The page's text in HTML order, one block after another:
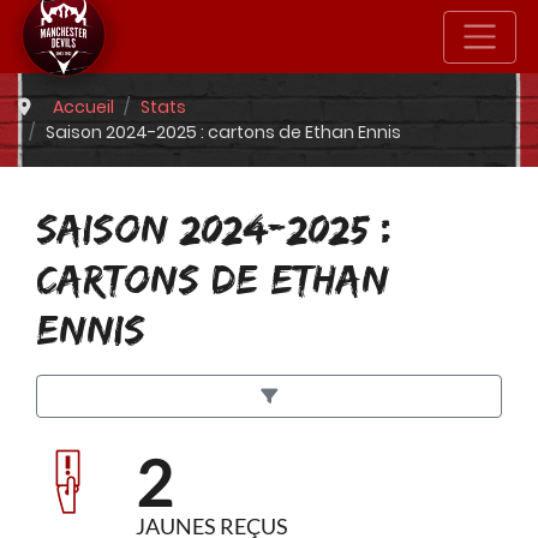
Accueil
Stats
Saison 2024-2025 : cartons de Ethan Ennis
SAISON 2024-2025 :
CARTONS DE ETHAN
ENNIS
2
JAUNES REÇUS